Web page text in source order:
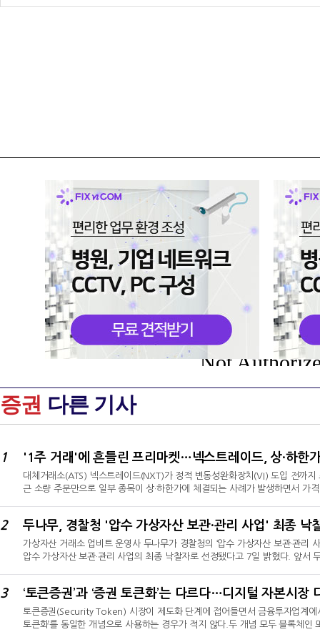
Not
증권 다른 기사
1 '1주 거래'에 흔들린 프리마켓…넥스트레이드, 상·하한
대체거래소(ATS) 넥스트레이드(NXT)가 정적 변동성완화장치(VI) 도입 전까
근 소량 주문만으로 일부 종목이 상·하한가에 체결되는 사례가 발생하면서 가
달 들어서도 삼성전기와 알테오젠이 각각 1주 매수만으로 상한가를 기록했다.
2 두나무, 경찰청 '압수 가상자산 보관·관리 사업' 최종 낙
가상자산 거래소 업비트 운영사 두나무가 경찰청의 ‘압수 가상자산 보관·관리
압수 가상자산 보관·관리 사업의 최종 낙찰자로 선정됐다고 7일 밝혔다. 앞서
‘업비트 커스터디’를 통해 보관·관리된다. 업비트 커스터디는 야간과 휴일에도
3 ‘토큰증권’과 ‘증권 토큰화’는 다르다…디지털 자본시장
토큰증권(Security Token) 시장이 제도화 단계에 접어들면서 금융투자업계에
토큰화’를 동일한 개념으로 사용하는 경우가 적지 않다.두 개념 모두 블록체